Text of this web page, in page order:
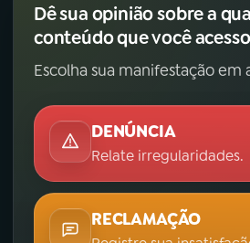
Dê sua opinião sobre a
conteúdo que você
Escolha sua manifestação em
DENÚNCIA
Relate irregularidades.
RECLAMAÇÃO